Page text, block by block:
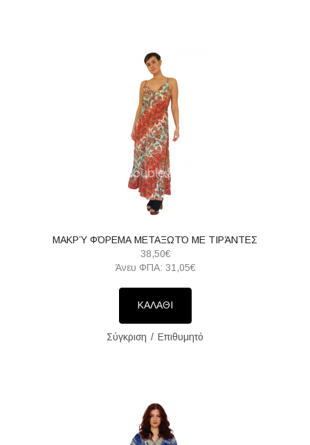
ΜΑΚΡΎ ΦΌΡΕΜΑ ΜΕΤΑΞΩΤΌ ΜΕ ΤΙΡΆΝΤΕΣ
38,50€
Άνευ ΦΠΑ: 31,05€
ΚΑΛΑΘΙ
Σύγκριση Επιθυμητό